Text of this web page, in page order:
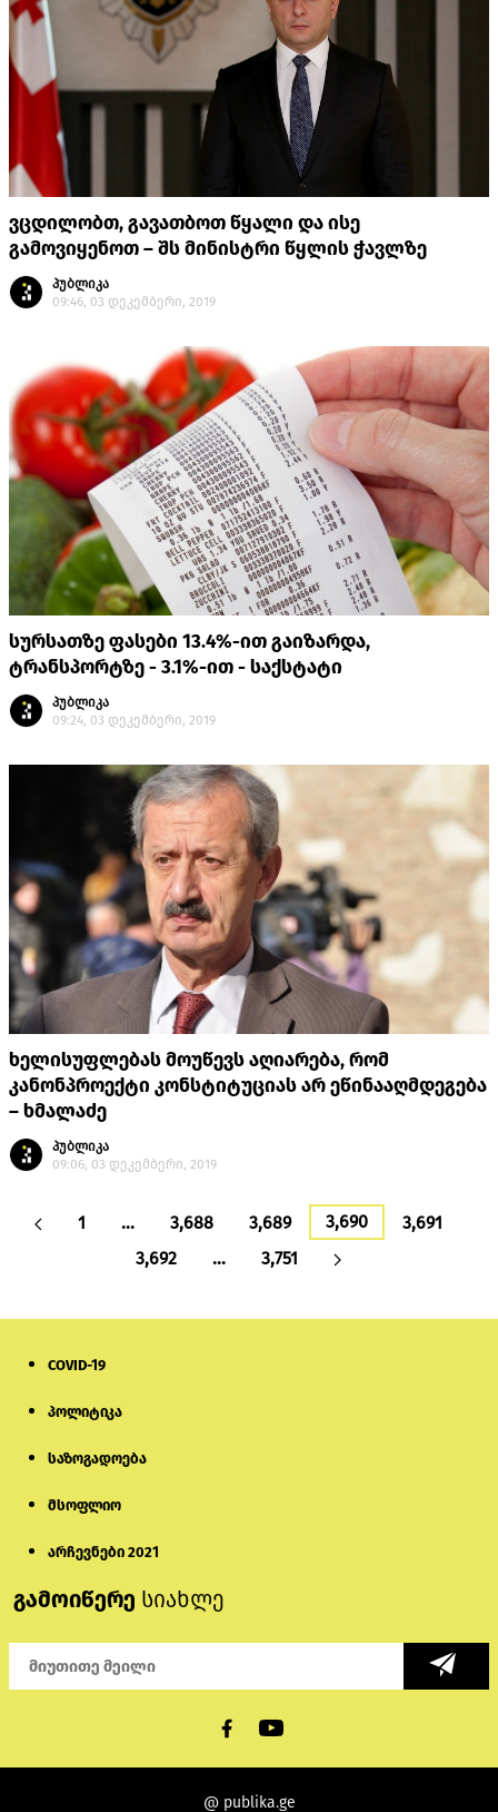
ვცდილობთ, გავათბოთ წყალი და ისე
გამოვიყენოთ – შს მინისტრი წყლის ჭავლზე
პუბლიკა
09:46, 03 დეკემბერი, 2019
სურსათზე ფასები 13.4%-ით გაიზარდა,
ტრანსპორტზე - 3.1%-ით - საქსტატი
პუბლიკა
09:24, 03 დეკემბერი, 2019
ხელისუფლებას მოუწევს აღიარება, რომ
კანონპროექტი კონსტიტუციას არ ეწინააღმდეგება
– ხმალაძე
პუბლიკა
09:06, 03 დეკემბერი, 2019
1 … 3,688 3,689 3,690
3,691
3,692
… 3,751
COVID-19
პოლიტიკა
საზოგადოება
მსოფლიო
არჩევნები 2021
გამოიწერე სიახლე
@ publika.ge